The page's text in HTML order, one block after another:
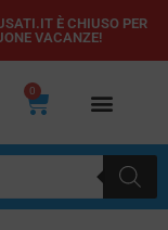
È CHIUSO PER
VACANZE!
0
Carrello